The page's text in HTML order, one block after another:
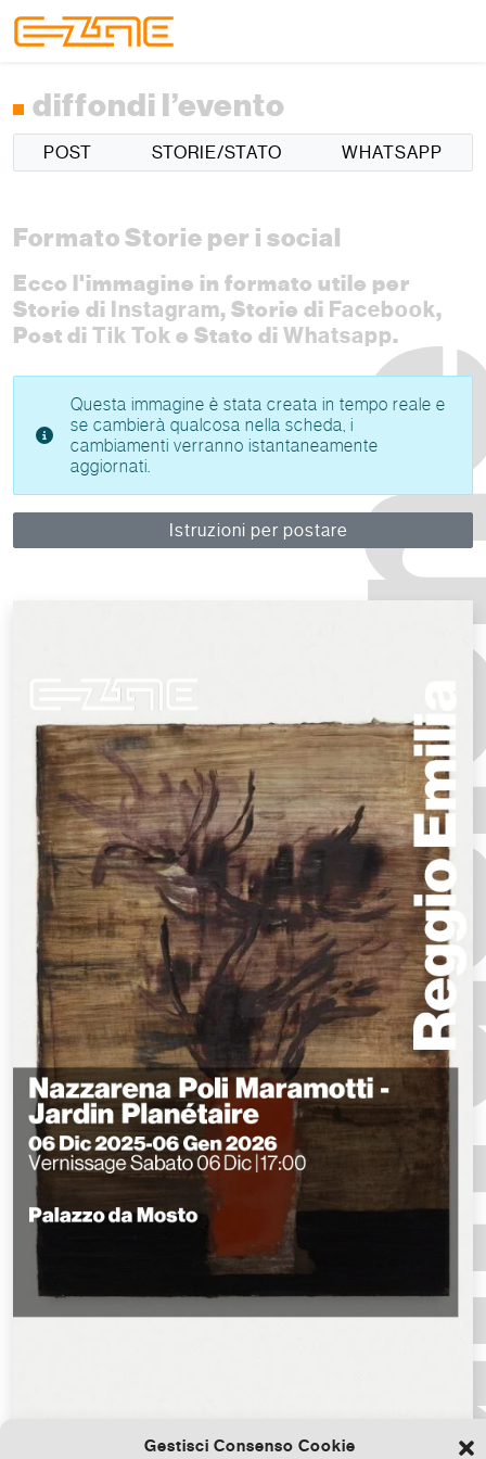
Gestisci Consenso Cookie
diffondi l’evento
POST STORIE/STATO WHATSAPP
Formato Storie per i social
Ecco l'immagine in formato utile per
Storie di Instagram, Storie di Facebook,
Post di Tik Tok e Stato di Whatsapp.
Questa immagine è stata creata in tempo reale e
se cambierà qualcosa nella scheda, i
cambiamenti verranno istantaneamente
aggiornati.
Istruzioni per postare
Scarica il file